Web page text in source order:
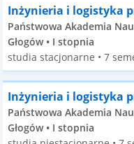
Inżynieria i logistyka
Państwowa Akademia
Głogów • I stopnia
studia stacjonarne • 7
Inżynieria i logistyka
Państwowa Akademia
Głogów • I stopnia